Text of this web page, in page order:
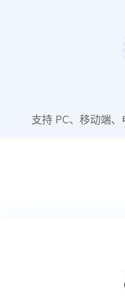
支持 PC、移动端